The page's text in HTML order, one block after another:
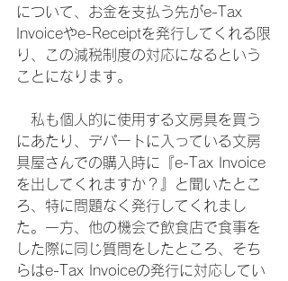
について、お金を支払う先がe-Tax
Invoiceやe-Receiptを発行してくれる限
り、この減税制度の対応になるという
ことになります。
私も個人的に使用する文房具を買う
にあたり、デパートに入っている文房
具屋さんでの購入時に『e-Tax Invoice
を出してくれますか？』と聞いたとこ
ろ、特に問題なく発行してくれまし
た。一方、他の機会で飲食店で食事を
した際に同じ質問をしたところ、そち
らはe-Tax Invoiceの発行に対応してい